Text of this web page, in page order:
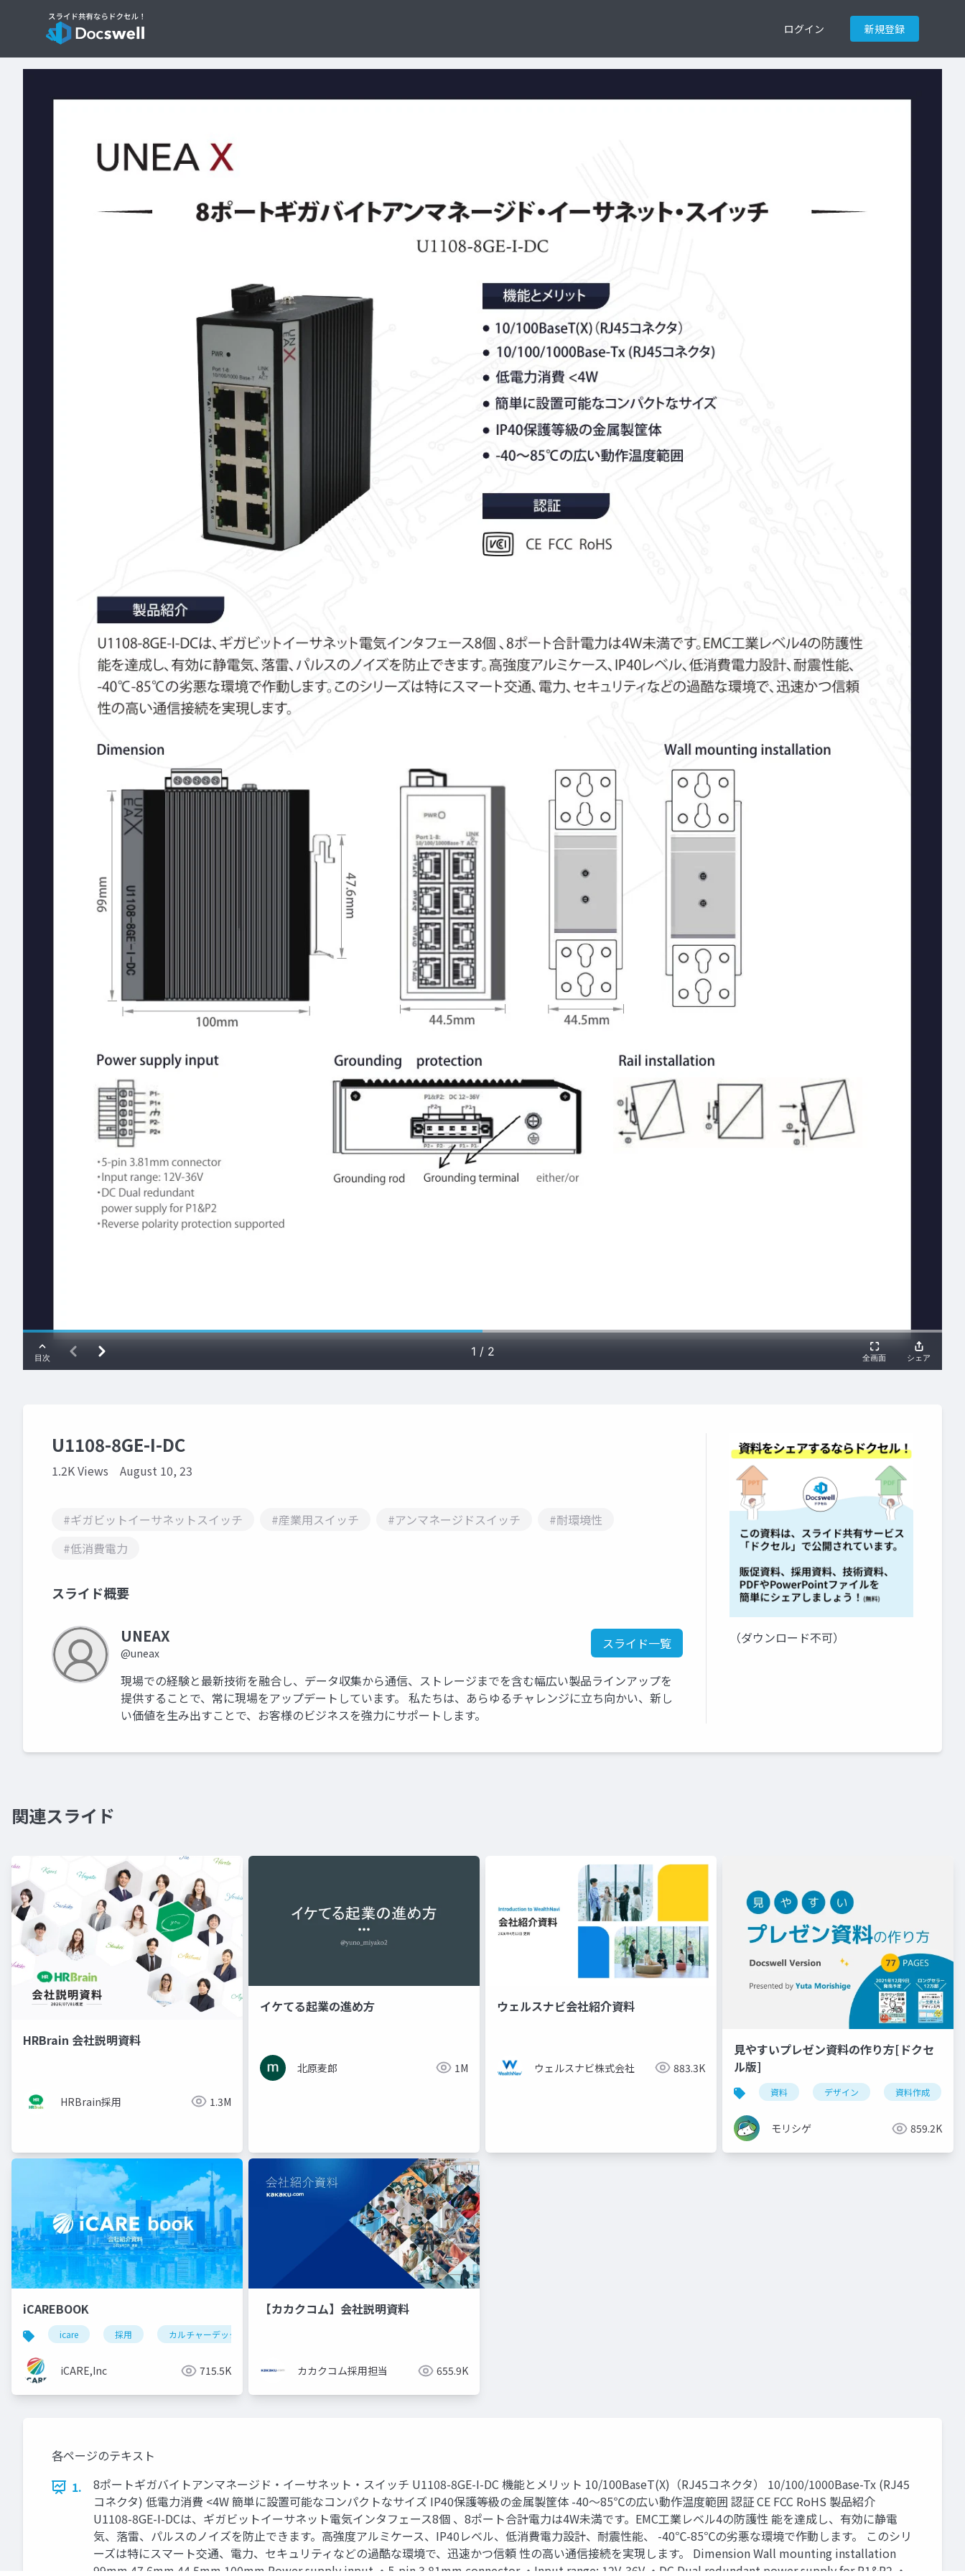
ログイン 新規登録
U1108-8GE-I-DC
1.2K Views August 10, 23
#ギガビットイーサネットスイッチ #産業用スイッチ #アンマネージドスイッチ
#耐環境性
#低消費電力
スライド概要
UNEAX
@uneax
スライド一覧
現場での経験と最新技術を融合し、データ収集から通信、ストレージまでを含む幅広い製品ラインアップを
提供することで、常に現場をアップデートしています。 私たちは、あらゆるチャレンジに立ち向かい、新し
い価値を生み出すことで、お客様のビジネスを強力にサポートします。
（ダウンロード不可）
関連スライド
HRBrain 会社説明資料
HRBrain採用 1.3M
イケてる起業の進め方
北原麦郎 1M
ウェルスナビ会社紹介資料
ウェルスナビ株式会社 883.3K
見やすいプレゼン資料の作り方[ドクセ
ル版]
資料 デザイン 資料作成
モリシゲ 859.2K
iCAREBOOK
icare 採用 カルチャーデック
iCARE,Inc 715.5K
【カカクコム】会社説明資料
カカクコム採用担当 655.9K
各ページのテキスト
1.
8ポートギガバイトアンマネージド・イーサネット・スイッチ U1108-8GE-I-DC 機能とメリット 10/100BaseT(X)（RJ45コネクタ） 10/100/1000Base-Tx (RJ45
コネクタ) 低電力消費 <4W 簡単に設置可能なコンパクトなサイズ IP40保護等級の金属製筐体 -40〜85℃の広い動作温度範囲 認証 CE FCC RoHS 製品紹介
U1108-8GE-I-DCは、ギガビットイーサネット電気インタフェース8個 、8ポート合計電力は4W未満です。EMC工業レベル4の防護性 能を達成し、有効に静電
気、落雷、パルスのノイズを防止できます。高強度アルミケース、IP40レベル、低消費電力設計、耐震性能、 -40℃-85℃の劣悪な環境で作動します。 このシリ
ーズは特にスマート交通、電力、セキュリティなどの過酷な環境で、迅速かつ信頼 性の高い通信接続を実現します。 Dimension Wall mounting installation
99mm 47.6mm 44.5mm 100mm Power supply input ・5-pin 3.81mm connector ・Input range: 12V-36V ・DC Dual redundant power supply for P1&P2 ・